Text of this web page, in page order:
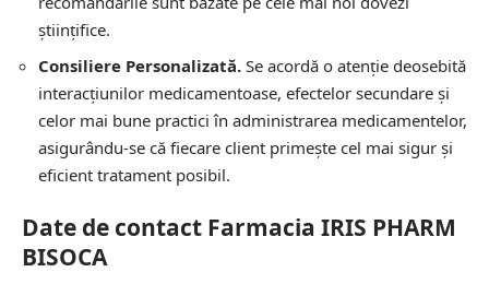
științifice.
Consiliere Personalizată. Se acordă o atenție deosebită
interacțiunilor medicamentoase, efectelor secundare și
celor mai bune practici în administrarea medicamentelor,
asigurându-se că fiecare client primește cel mai sigur și
eficient tratament posibil.
Date de contact Farmacia IRIS PHARM
BISOCA